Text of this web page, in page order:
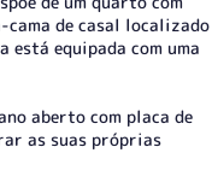
cama de casal localizado
está equipada com uma
aberto com placa de
as suas próprias